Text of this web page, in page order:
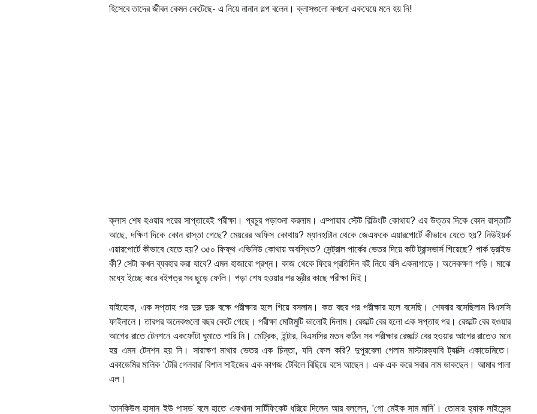
হিসেবে তাদের জীবন কেমন কেটেছে- এ নিয়ে নানান গল্প বলেন। ক্লাসগুলো কখনো একঘেয়ে মনে হয় নি!
ক্লাস শেষ হওয়ার পরের সাপ্তাহেই পরীক্ষা। প্রচুর পড়াশুনা করলাম। এম্পায়ার স্টেট বিল্ডিংটি কোথায়? এর উত্তর দিকে কোন রাস্তাটি
আছে, দক্ষিণ দিকে কোন রাস্তা গেছে? মেয়রের অফিস কোথায়? ম্যানহাটান থেকে জেএফকে এয়ারপোর্টে কীভাবে যেতে হয়? নিউইয়র্ক
এয়ারপোর্টে কীভাবে যেতে হয়? ৩৫০ ফিফ্থ এভিনিউ কোথায় অবস্থিত? সেন্ট্রাল পার্কের ভেতর দিয়ে কটি ট্রান্সভার্স গিয়েছে? পার্ক ড্রাইভ
কী? সেটা কখন ব্যবহার করা যাবে? এমন হাজারো প্রশ্ন। কাজ থেকে ফিরে প্রতিদিন বই নিয়ে বসি একনাগাড়ে। অনেকক্ষণ পড়ি। মাঝে
মধ্যে ইচ্ছে করে বইপত্র সব ছুড়ে ফেলি। পড়া শেষ হওয়ার পর স্ত্রীর কাছে পরীক্ষা দিই।
যাইহোক, এক সপ্তাহ পর দুরু দুরু বক্ষে পরীক্ষার হলে গিয়ে বসলাম। কত বছর পর পরীক্ষার হলে বসেছি। শেষবার বসেছিলাম বিএসসি
ফাইনালে। তারপর অনেকগুলো বছর কেটে গেছে। পরীক্ষা মোটামুটি ভালোই দিলাম। রেজাল্ট বের হলো এক সপ্তাহ পর। রেজাল্ট বের হওয়ার
আগের রাতে টেনশনে একফোঁটা ঘুমাতে পারি নি। মেট্রিক, ইন্টার, বিএসসির মতন কঠিন সব পরীক্ষার রেজাল্ট বের হওয়ার আগের রাতেও মনে
হয় এমন টেনশন হয় নি। সারাক্ষণ মাথার ভেতর এক চিন্তা, যদি ফেল করি? দুপুরবেলা গেলাম মাস্টারক্যাবি ট্যাক্সি একাডেমিতে।
একাডেমির মালিক ‘টেরি গেলবার’ বিশাল সাইজের এক কাগজ টেবিলে বিছিয়ে বসে আছেন। এক এক করে সবার নাম ডাকছেন। আমার পালা
এল।
‘তানকিউল হাসান ইউ পাসড’ বলে হাতে একখানা সার্টিফিকেট ধরিয়ে দিলেন আর বললেন, ‘গো মেইক সাম মানি’। তোমার হ্যাক লাইসেন্স